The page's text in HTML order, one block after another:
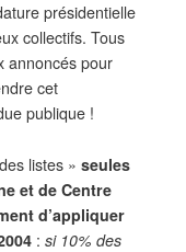
présidentielle
collectifs. Tous
annoncés pour
cet
publique !
listes »seules
et de Centre
d’appliquer
:si 10% des